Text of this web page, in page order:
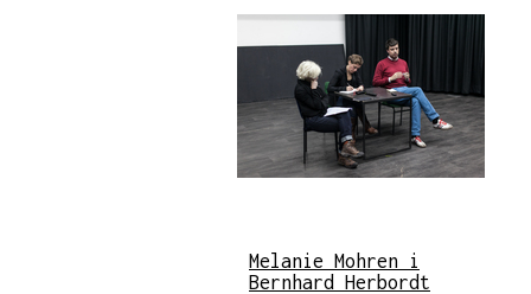
Melanie Mohren i
Bernhard Herbordt